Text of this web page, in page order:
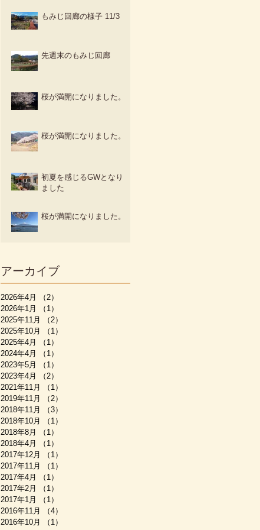
もみじ回廊の様子 11/3
先週末のもみじ回廊
桜が満開になりました。
桜が満開になりました。
初夏を感じるGWとなり
ました
桜が満開になりました。
アーカイブ
2026年4月 （2）
2026年1月
（1）
2025年11月
（2）
2025年10月
（1）
2025年4月
（1）
2024年4月
（1）
2023年5月
（1）
2023年4月
（2）
2021年11月
（1）
2019年11月
（2）
2018年11月
（3）
2018年10月
（1）
2018年8月
（1）
2018年4月
（1）
2017年12月
（1）
2017年11月
（1）
2017年4月
（1）
2017年2月
（1）
2017年1月
（1）
2016年11月
（4）
2016年10月
（1）